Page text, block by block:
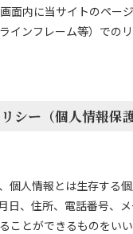
面内に当サイトのペー
インフレーム等）での
シー（個人情報保
個人情報とは生存する
日、住所、電話番号、メ
ことができるものをいい